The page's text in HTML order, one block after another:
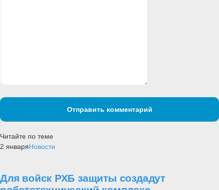
Отправить комментарий
Читайте по теме
2 январяНовости
Для войск РХБ защиты создадут